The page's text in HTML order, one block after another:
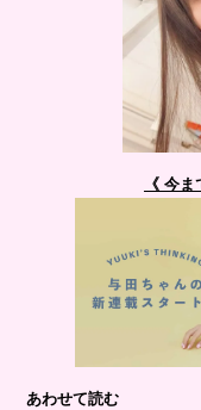
《 今
あわせて読む